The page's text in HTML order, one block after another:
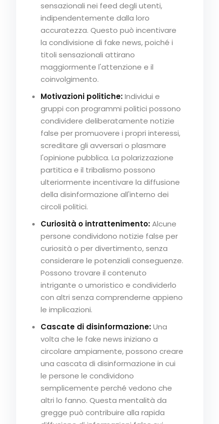
sensazionali nei feed degli utenti,
indipendentemente dalla loro
accuratezza. Questo può incentivare
la condivisione di fake news, poiché i
titoli sensazionali attirano
maggiormente l'attenzione e il
coinvolgimento.
Motivazioni politiche:Individui e
gruppi con programmi politici possono
condividere deliberatamente notizie
false per promuovere i propri interessi,
screditare gli avversari o plasmare
l'opinione pubblica. La polarizzazione
partitica e il tribalismo possono
ulteriormente incentivare la diffusione
della disinformazione all'interno dei
circoli politici.
Curiosità o intrattenimento:Alcune
persone condividono notizie false per
curiosità o per divertimento, senza
considerare le potenziali conseguenze.
Possono trovare il contenuto
intrigante o umoristico e condividerlo
con altri senza comprenderne appieno
le implicazioni.
Cascate di disinformazione:Una
volta che le fake news iniziano a
circolare ampiamente, possono creare
una cascata di disinformazione in cui
le persone le condividono
semplicemente perché vedono che
altri lo fanno. Questa mentalità da
gregge può contribuire alla rapida